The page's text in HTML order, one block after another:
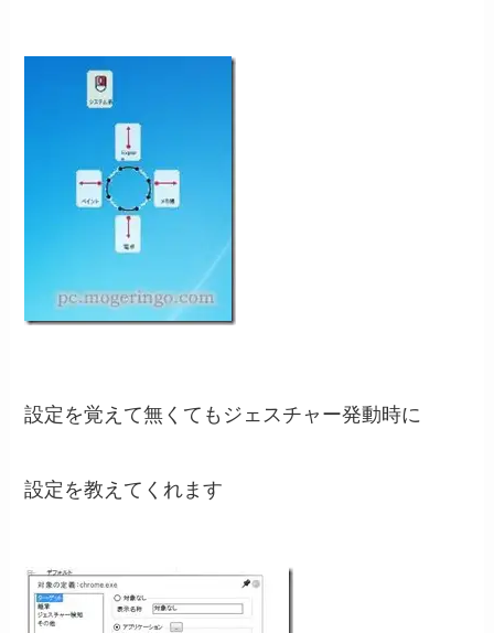
設定を覚えて無くてもジェスチャー発動時に
設定を教えてくれます